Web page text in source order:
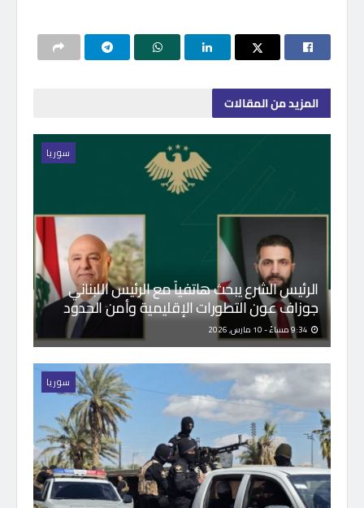
المزيدمن المقالات
سوريا
الرئيس الشرع يبحث هاتفياً مع الرئيس اللبناني
جوزاف عون التطورات الإقليمية وأمن الحدود
سوريا